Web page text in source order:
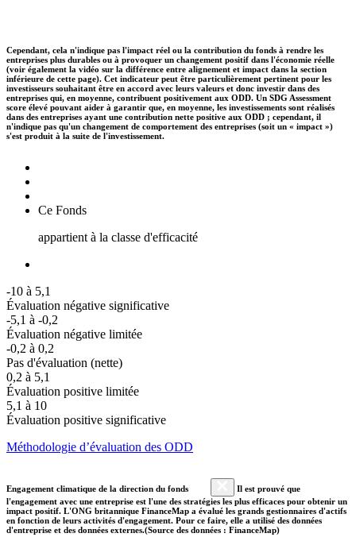
Cependant, cela n'indique pas l'impact réel ou la contribution du fonds à rendre les
entreprises plus durables ou à provoquer un changement positif dans l'économie réelle
(voir également la vidéo sur la différence entre alignement et impact dans la section
inférieure de cette page). Cet indicateur peut être particulièrement pertinent pour les
investisseurs souhaitant être en accord avec leurs valeurs et donc investir dans des
entreprises qui, en moyenne, contribuent positivement aux ODD. Un SDG Assessment
score élevé pouvant aider à garantir que, en moyenne, les investissements sont réalisés
dans des entreprises ayant une contribution nette positive aux ODD ; cependant, il
n'indique pas qu'un changement de comportement des entreprises (soit un « impact »)
s'est produit à la suite de l'investissement.
Ce Fonds
appartient à la classe d'efficacité
-10 à 5,1
Évaluation négative significative
-5,1 à -0,2
Évaluation négative limitée
-0,2 à 0,2
Pas d'évaluation (nette)
0,2 à 5,1
Évaluation positive limitée
5,1 à 10
Évaluation positive significative
Méthodologie d’évaluation des ODD
Engagement climatique de la direction du fonds
Il est prouvé que
l'engagement avec une entreprise est l'une des stratégies les plus efficaces pour obtenir un
impact positif. L'ONG britannique FinanceMap a évalué les grands gestionnaires d'actifs
en fonction de leurs activités d'engagement. Pour ce faire, elle a utilisé des données
d'entreprise et des données externes.(Source des données : FinanceMap)